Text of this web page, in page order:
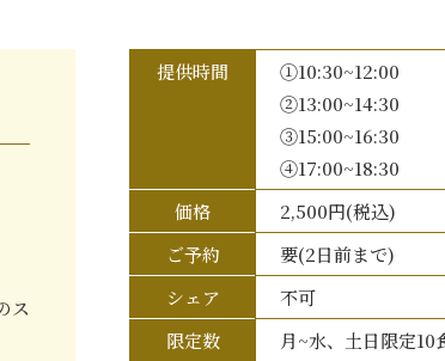
ス
提供時間
①10:30~12:00
②13:00~14:30
③15:00~16:30
④17:00~18:30
価格
2,500円(税込)
ご予約
要(2日前まで)
シェア
不可
限定数
月~水、土日限定10